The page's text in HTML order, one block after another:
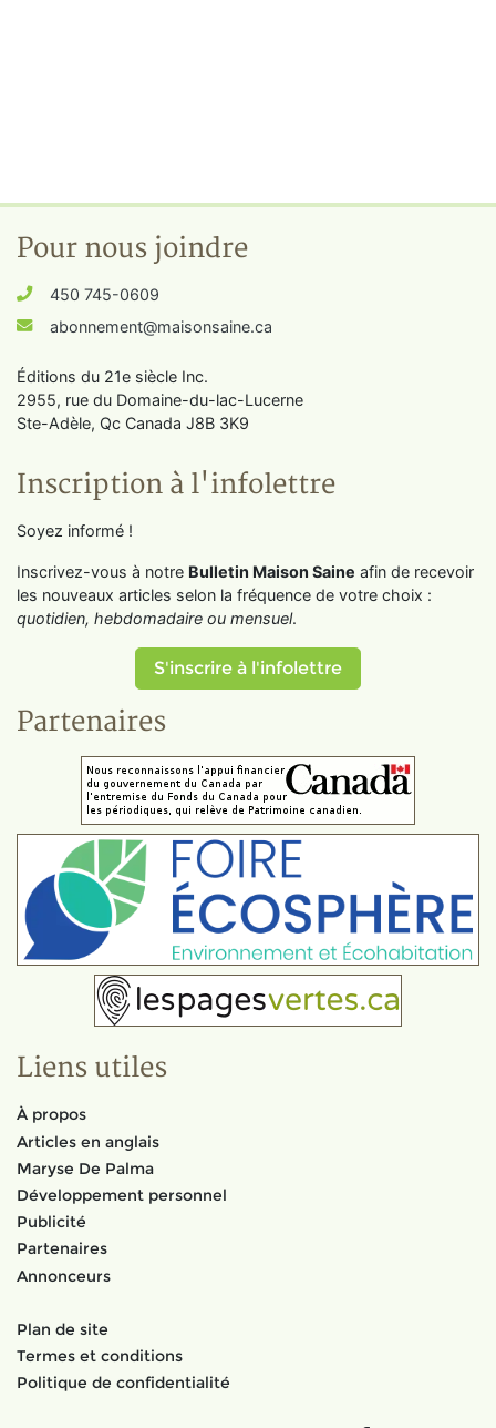
Pour nous joindre
450 745-0609
abonnement@maisonsaine.ca
Éditions du 21e siècle Inc.
2955, rue du Domaine-du-lac-Lucerne
Ste-Adèle, Qc Canada J8B 3K9
Inscription à l'infolettre
Soyez informé !
Inscrivez-vous à notre Bulletin Maison Saine afin de recevoir
les nouveaux articles selon la fréquence de votre choix :
quotidien, hebdomadaire ou mensuel.
S'inscrire à l'infolettre
Partenaires
Liens utiles
À propos
Articles en anglais
Maryse De Palma
Développement personnel
Publicité
Partenaires
Annonceurs
Plan de site
Termes et conditions
Politique de confidentialité